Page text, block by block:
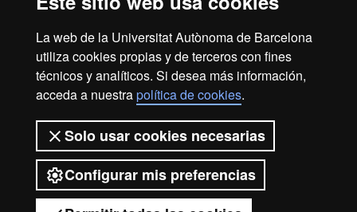
La web de la Universitat Autònoma de Barcelona
utiliza cookies propias y de terceros con fines
técnicos y analíticos. Si desea más información,
acceda a nuestrapolítica de cookies.
Solo usar cookies necesarias
Configurar mis preferencias
universitarios españoles,cambio de estudios universitarios
no titulados ( estudiantes internacionales: bachillerato UE,
estudiantes internacionales: bachillerato no UE) y para alumnos
titulados (reincorporaciones ,universitarios UE,universitarios no
titulados universitarios).
2026 Universitat Autònoma de
Barcelona